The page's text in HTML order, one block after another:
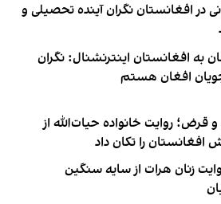
در افغانستان نگران آینده تحصیلی و
به افغانستان اینترنشنال: نگران
افغان هستم
قرض؛ روایت خانواده حیات‌الله از
افغانستان را تکان داد
زنان هرات از سایه سنگین